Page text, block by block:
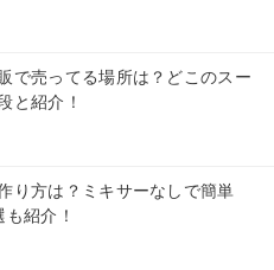
で売ってる場所は？どこのスー
と紹介！
り方は？ミキサーなしで簡単
紹介！